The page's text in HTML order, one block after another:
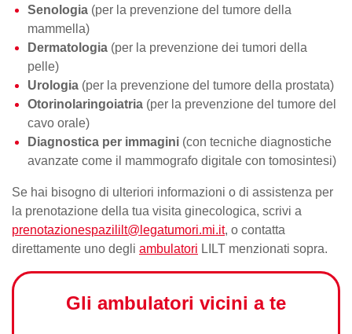
Senologia (per la prevenzione del tumore della
mammella)
Dermatologia (per la prevenzione dei tumori della
pelle)
Urologia (per la prevenzione del tumore della prostata)
Otorinolaringoiatria (per la prevenzione del tumore del
cavo orale)
Diagnostica per immagini (con tecniche diagnostiche
avanzate come il mammografo digitale con tomosintesi)
Se hai bisogno di ulteriori informazioni o di assistenza per
la prenotazione della tua visita ginecologica, scrivi a
prenotazionespazililt@legatumori.mi.it, o contatta
direttamente uno degli ambulatori LILT menzionati sopra.
Gli ambulatori vicini a te